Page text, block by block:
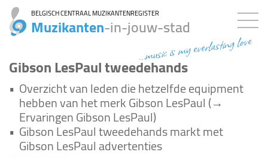
BELGISCH CENTRAAL MUZIKANTENREGISTER
Muzikanten-in-jouw-stad
...music is my everlasting love
Gibson LesPaul tweedehands
• Overzicht van leden die hetzelfde equipment
hebben van het merk Gibson LesPaul (→
Ervaringen Gibson LesPaul)
• Gibson LesPaul tweedehands markt met
Gibson LesPaul advertenties